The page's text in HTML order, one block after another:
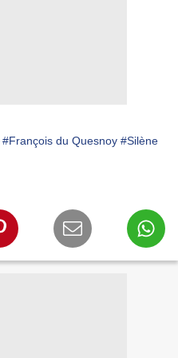
#François du Quesnoy #Silène